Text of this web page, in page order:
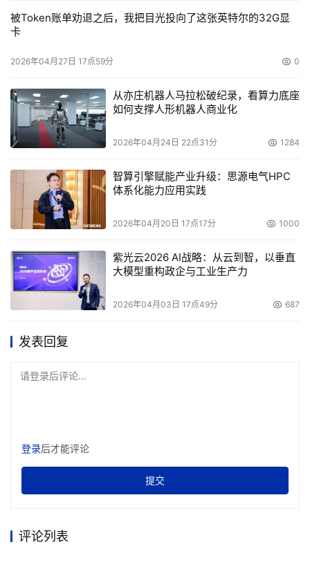
被Token账单劝退之后，我把目光投向了这张英特尔的32G显
卡
2026年04月27日 17点59分 0
从亦庄机器人马拉松破纪录，看算力底座
如何支撑人形机器人商业化
2026年04月24日 22点31分 1284
智算引擎赋能产业升级：思源电气HPC
体系化能力应用实践
2026年04月20日 17点17分 1000
紫光云2026 AI战略：从云到智，以垂直
大模型重构政企与工业生产力
2026年04月03日 17点49分 687
发表回复
请登录后评论...
登录后才能评论
提交
评论列表